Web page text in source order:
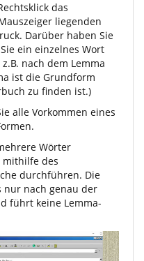
das
liegenden
Darüber haben Sie
ein einzelnes Wort
nach dem Lemma
ist die Grundform
zu finden ist.)
alle Vorkommen eines
Wörter
mithilfe des
durchführen. Die
nur nach genau der
führt keine Lemma-